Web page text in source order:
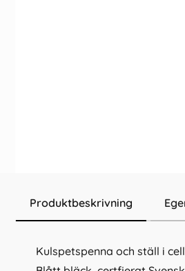
Produktbeskrivning
Kulspetspenna och ställ i